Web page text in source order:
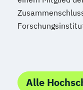
Alle